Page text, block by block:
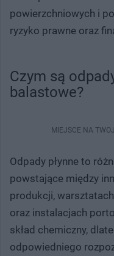
powierzchniowych i
ryzyko prawne oraz
Czym są
balastowe?
MIEJSCE NA
Odpady płynne to
powstające między
produkcji,
oraz instalacjach
skład chemiczny,
odpowiedniego